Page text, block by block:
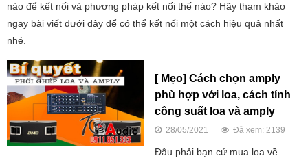
nào để kết nối và phương pháp kết nối thế nào? Hãy tham khảo
ngay bài viết dưới đây để có thể kết nối một cách hiệu quả nhất
nhé.
[ Mẹo] Cách chọn amply
phù hợp với loa, cách tính
công suất loa và amply
28/05/2021 Đã xem: 2139
Đâu phải bạn cứ mua loa về